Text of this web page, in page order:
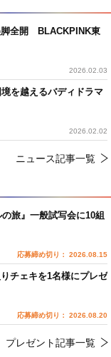
脚全開 BLACKPINK東
2026.02.03
を越えるバディドラマ
2026.02.02
ニュース記事一覧
旅』一般試写会に10組
応募締め切り： 2026.08.15
チェキを1名様にプレゼ
応募締め切り： 2026.08.20
プレゼント記事一覧